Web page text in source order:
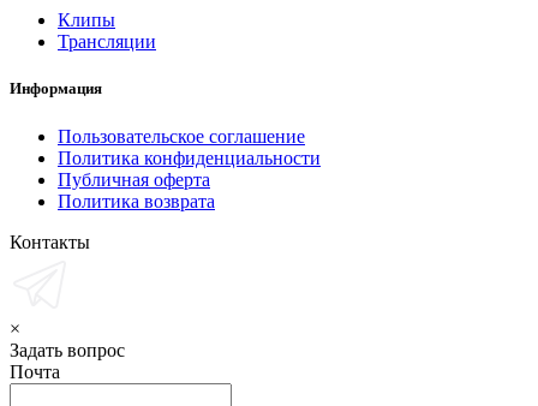
Клипы
Трансляции
Информация
Пользовательское соглашение
Политика конфиденциальности
Публичная оферта
Политика возврата
Контакты
×
Задать вопрос
Почта